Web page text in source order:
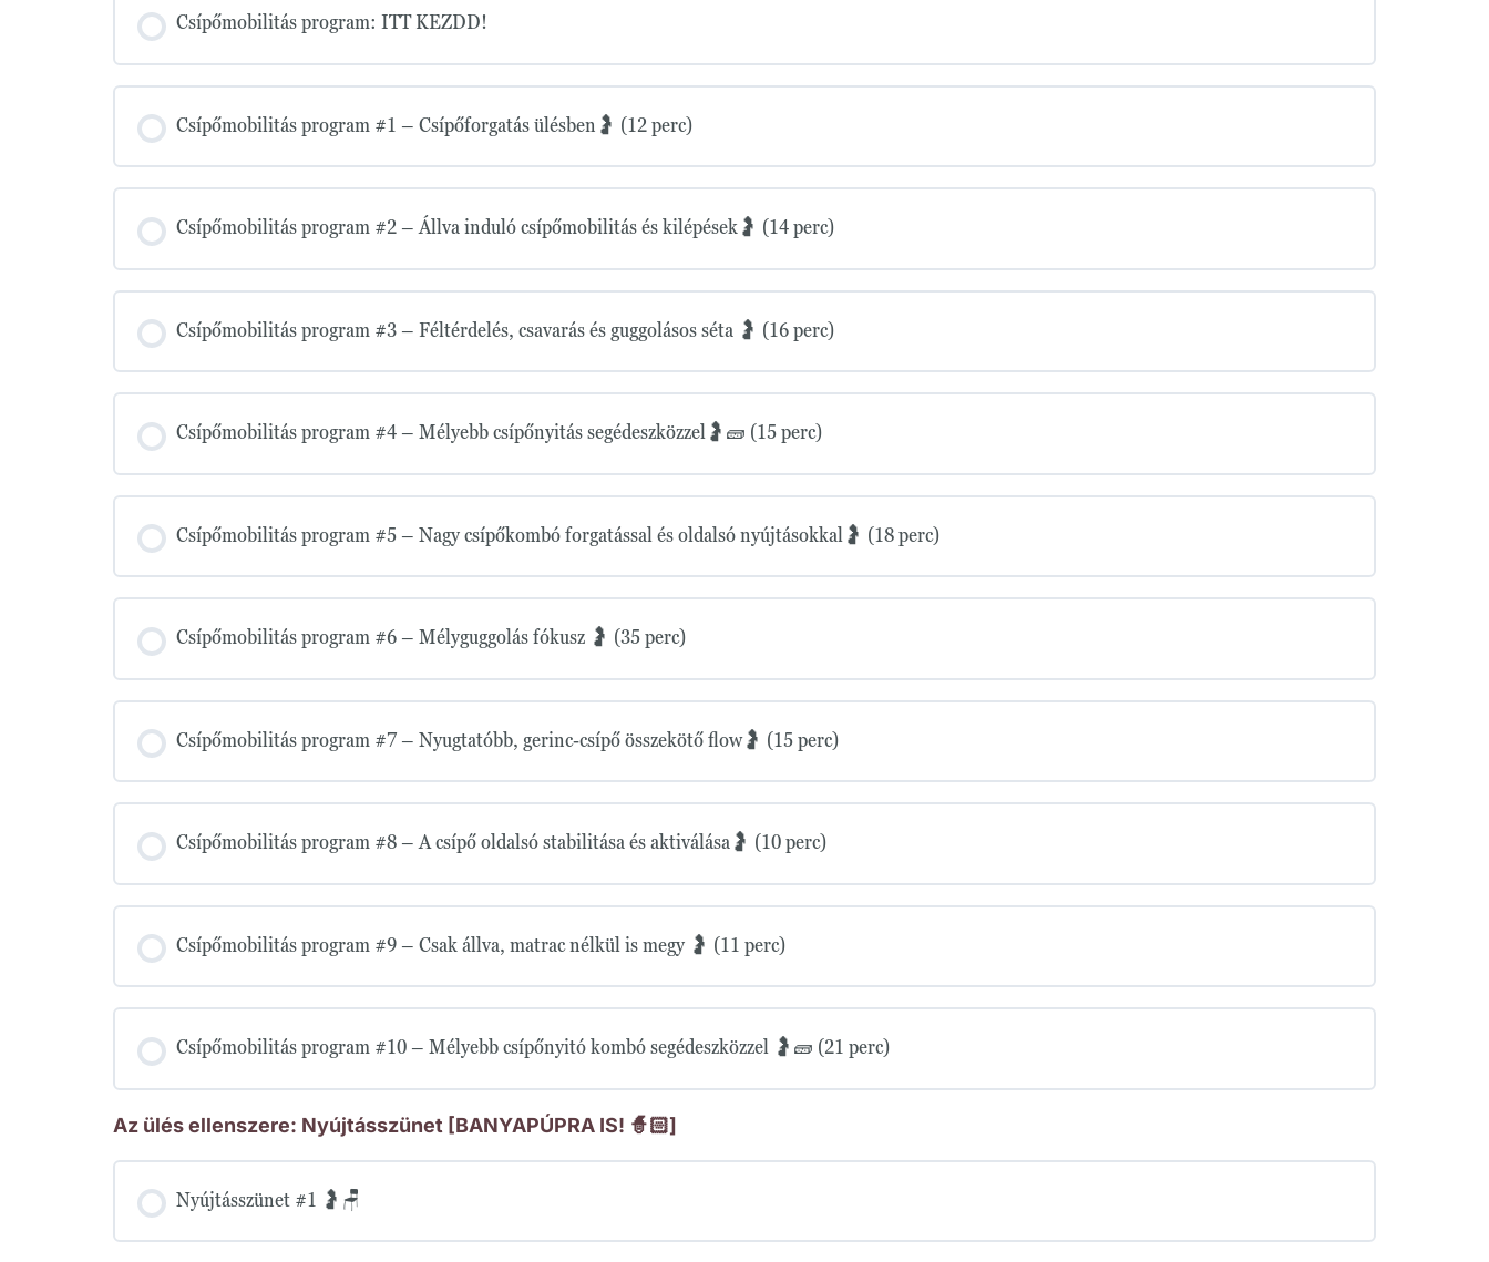
Csípőmobilitás program: ITT KEZDD!
Csípőmobilitás program #1 – Csípőforgatás ülésben🤰 (12 perc)
Csípőmobilitás program #2 – Állva induló csípőmobilitás és kilépések🤰 (14 perc)
Csípőmobilitás program #3 – Féltérdelés, csavarás és guggolásos séta 🤰 (16 perc)
Csípőmobilitás program #4 – Mélyebb csípőnyitás segédeszközzel🤰🧱 (15 perc)
Csípőmobilitás program #5 – Nagy csípőkombó forgatással és oldalsó nyújtásokkal🤰 (18 perc)
Csípőmobilitás program #6 – Mélyguggolás fókusz 🤰 (35 perc)
Csípőmobilitás program #7 – Nyugtatóbb, gerinc-csípő összekötő flow🤰 (15 perc)
Csípőmobilitás program #8 – A csípő oldalsó stabilitása és aktiválása🤰 (10 perc)
Csípőmobilitás program #9 – Csak állva, matrac nélkül is megy 🤰 (11 perc)
Csípőmobilitás program #10 – Mélyebb csípőnyitó kombó segédeszközzel 🤰🧱 (21 perc)
Az ülés ellenszere: Nyújtásszünet [BANYAPÚPRA IS! 🧙🏻]
Nyújtásszünet #1 🤰🪑